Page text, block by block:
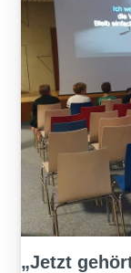
„Jetzt